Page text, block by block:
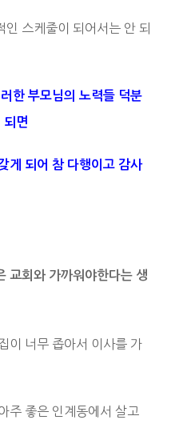
인 스케줄이 되어서는 안 되
한 부모님의 노력들 덕분
되면
게 되어 참 다행이고 감사
교회와 가까워야한다는 생
이 너무 좁아서 이사를 가
주 좋은 인계동에서 살고